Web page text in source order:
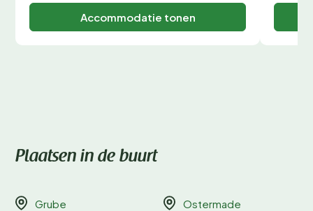
Accommodatie tonen
Plaatsen in de buurt
Grube Ostermade